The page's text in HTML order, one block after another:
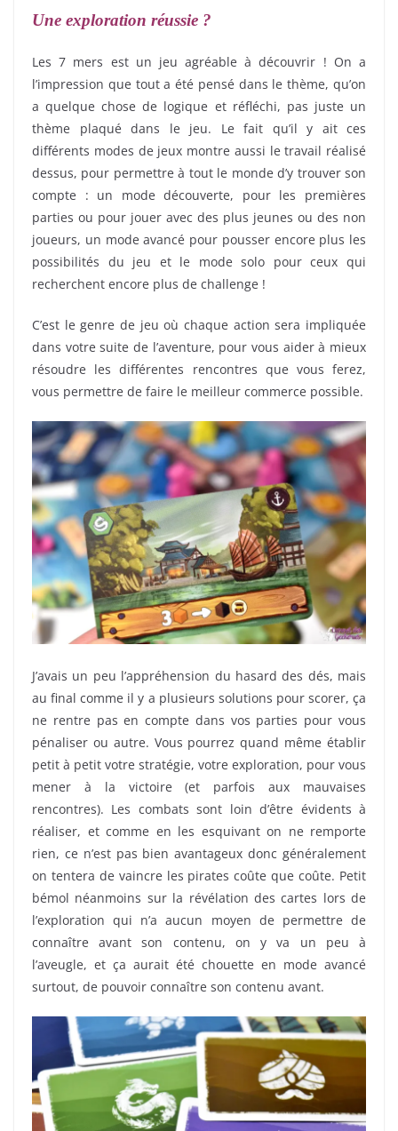
Une exploration réussie ?
Les 7 mers est un jeu agréable à découvrir ! On a
l’impression que tout a été pensé dans le thème, qu’on
a quelque chose de logique et réfléchi, pas juste un
thème plaqué dans le jeu. Le fait qu’il y ait ces
différents modes de jeux montre aussi le travail réalisé
dessus, pour permettre à tout le monde d’y trouver son
compte : un mode découverte, pour les premières
parties ou pour jouer avec des plus jeunes ou des non
joueurs, un mode avancé pour pousser encore plus les
possibilités du jeu et le mode solo pour ceux qui
recherchent encore plus de challenge !
C’est le genre de jeu où chaque action sera impliquée
dans votre suite de l’aventure, pour vous aider à mieux
résoudre les différentes rencontres que vous ferez,
vous permettre de faire le meilleur commerce possible.
J’avais un peu l’appréhension du hasard des dés, mais
au final comme il y a plusieurs solutions pour scorer, ça
ne rentre pas en compte dans vos parties pour vous
pénaliser ou autre. Vous pourrez quand même établir
petit à petit votre stratégie, votre exploration, pour vous
mener à la victoire (et parfois aux mauvaises
rencontres). Les combats sont loin d’être évidents à
réaliser, et comme en les esquivant on ne remporte
rien, ce n’est pas bien avantageux donc généralement
on tentera de vaincre les pirates coûte que coûte. Petit
bémol néanmoins sur la révélation des cartes lors de
l’exploration qui n’a aucun moyen de permettre de
connaître avant son contenu, on y va un peu à
l’aveugle, et ça aurait été chouette en mode avancé
surtout, de pouvoir connaître son contenu avant.